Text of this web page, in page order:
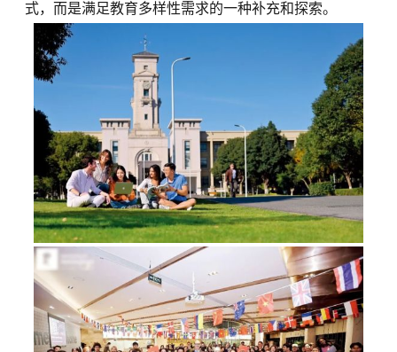
式，而是满足教育多样性需求的一种补充和探索。